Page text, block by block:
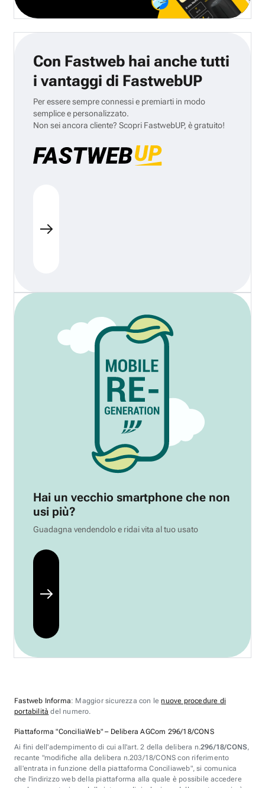
Con Fastweb hai anche tutti
i vantaggi di FastwebUP
Per essere sempre connessi e premiarti in modo
semplice e personalizzato.
Non sei ancora cliente? Scopri FastwebUP, è gratuito!
Hai un vecchio smartphone che non
usi più?
Guadagna vendendolo e ridai vita al tuo usato
Fastweb Informa: Maggior sicurezza con lenuove procedure di
portabilità del numero.
Piattaforma "ConciliaWeb" – Delibera AGCom 296/18/CONS
Ai fini dell'adempimento di cui all'art. 2 della delibera n.296/18/CONS,
recante "modifiche alla delibera n.203/18/CONS con riferimento
all'entrata in funzione della piattaforma Conciliaweb", si comunica
che l'indirizzo web della piattaforma alla quale è possibile accedere